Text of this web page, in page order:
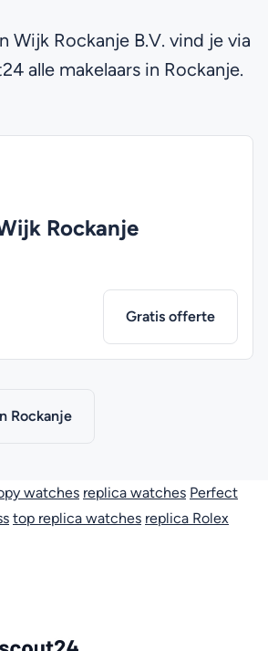
Wijk Rockanje B.V. vind je via
alle makelaars in Rockanje.
Rockanje
Gratis offerte
Rockanje
watches replica watches Perfect
top replica watches replica Rolex